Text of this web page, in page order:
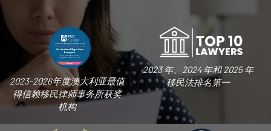
2023-2026年度澳大利亚最值
得信赖移民律师事务所获奖
机构
2023 年、2024 年和 2025 年
移民法排名第一